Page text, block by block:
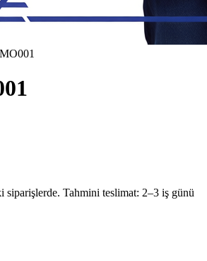
siparişlerde. Tahmini teslimat: 2–3 iş günü